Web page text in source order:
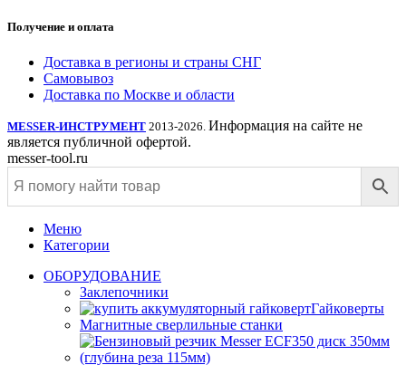
Получение и оплата
Доставка в регионы и страны СНГ
Самовывоз
Доставка по Москве и области
MESSER-ИНСТРУМЕНТ 2013-2026. Информация на сайте не
является публичной офертой.
messer-tool.ru
Меню
Категории
ОБОРУДОВАНИЕ
Заклепочники
Гайковерты
Магнитные сверлильные станки